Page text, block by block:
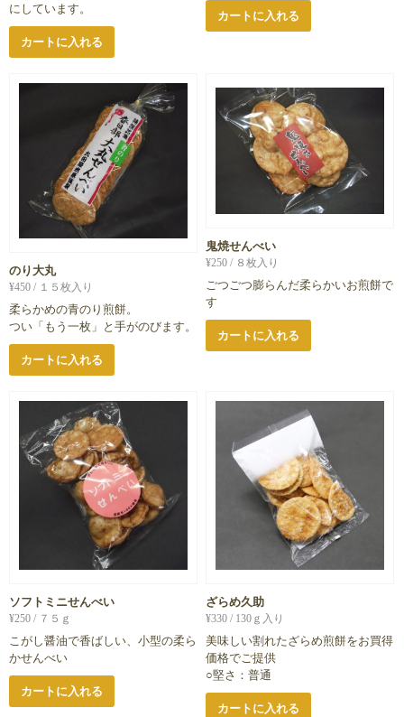
にしています。
カートに入れる
カートに入れる
のり大丸
¥450 / １５枚入り
柔らかめの青のり煎餅。
つい「もう一枚」と手がのびます。
カートに入れる
鬼焼せんべい
¥250 / ８枚入り
ごつごつ膨らんだ柔らかいお煎餅で
す
カートに入れる
ソフトミニせんべい
¥250 / ７５ｇ
こがし醤油で香ばしい、小型の柔ら
かせんべい
カートに入れる
ざらめ久助
¥330 / 130ｇ入り
美味しい割れたざらめ煎餅をお買得
価格でご提供
○堅さ：普通
カートに入れる